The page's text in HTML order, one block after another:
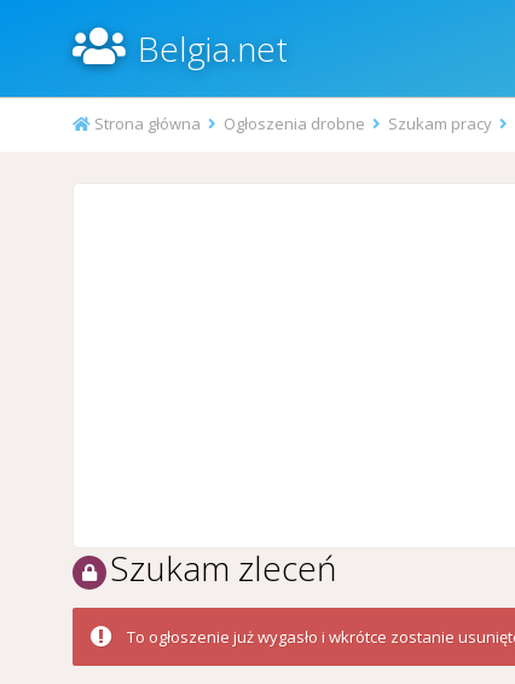
Belgia.net
Strona główna Ogłoszenia drobne Szukam pracy
Szukam zleceń
To ogłoszenie już wygasło i wkrótce zostanie